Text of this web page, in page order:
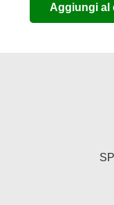
era:
Aggiungi al